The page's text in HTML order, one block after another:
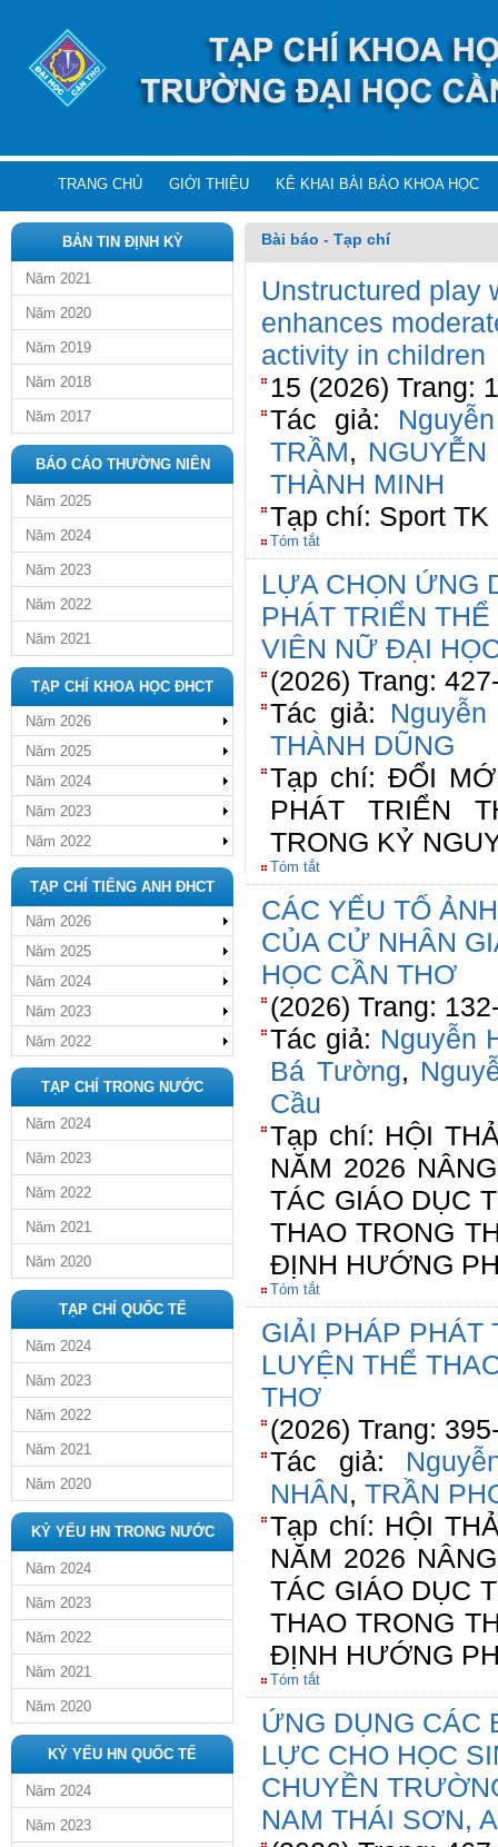
TRANG CHỦ GIỚI THIỆU KÊ KHAI BÀI BÁO KHOA HỌC
BẢN TIN ĐỊNH KỲ
Năm 2021
Năm 2020
Năm 2019
Năm 2018
Năm 2017
BÁO CÁO THƯỜNG NIÊN
Năm 2025
Năm 2024
Năm 2023
Năm 2022
Năm 2021
TẠP CHÍ KHOA HỌC ĐHCT
Năm 2026
Năm 2025
Năm 2024
Năm 2023
Năm 2022
TẠP CHÍ TIẾNG ANH ĐHCT
Năm 2026
Năm 2025
Năm 2024
Năm 2023
Năm 2022
TẠP CHÍ TRONG NƯỚC
Năm 2024
Năm 2023
Năm 2022
Năm 2021
Năm 2020
TẠP CHÍ QUỐC TẾ
Năm 2024
Năm 2023
Năm 2022
Năm 2021
Năm 2020
KỶ YẾU HN TRONG NƯỚC
Năm 2024
Năm 2023
Năm 2022
Năm 2021
Năm 2020
KỶ YẾU HN QUỐC TẾ
Năm 2024
Năm 2023
Bài báo - Tạp chí
Unstructured play
enhances
activity in children
15 (2026) Trang:
Tác giả:
TRẦM,
THÀNH MINH
Tạp chí: Sport TK
Tóm tắt
LỰA CHỌN ỨNG
PHÁT TRIỂN
VIÊN NỮ ĐẠI
(2026) Trang:
Tác giả:
THÀNH DŨNG
Tạp chí: ĐỔI
PHÁT TRIỂN
TRONG KỶ
Tóm tắt
CÁC YẾU TỐ
CỦA CỬ NHÂN
HỌC CẦN THƠ
(2026) Trang:
Tác giả: Nguyễn
Bá Tường,
Cầu
Tạp chí: HỘI
NĂM 2026
TÁC GIÁO DỤC
THAO TRONG
ĐỊNH HƯỚNG
Tóm tắt
GIẢI PHÁP PHÁT
LUYỆN THỂ
THƠ
(2026) Trang:
Tác giả:
NHÂN, TRẦN
Tạp chí: HỘI
NĂM 2026
TÁC GIÁO DỤC
THAO TRONG
ĐỊNH HƯỚNG
Tóm tắt
ỨNG DỤNG CÁC
LỰC CHO HỌC
CHUYỀN
NAM THÁI SƠN,